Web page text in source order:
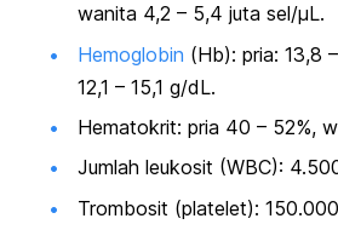
wanita 4,2 – 5,4 juta sel/μL.
Hemoglobin (Hb): pria: 13,8
12,1 – 15,1 g/dL.
Hematokrit: pria 40 – 52%,
Jumlah leukosit (WBC):
Trombosit (platelet):